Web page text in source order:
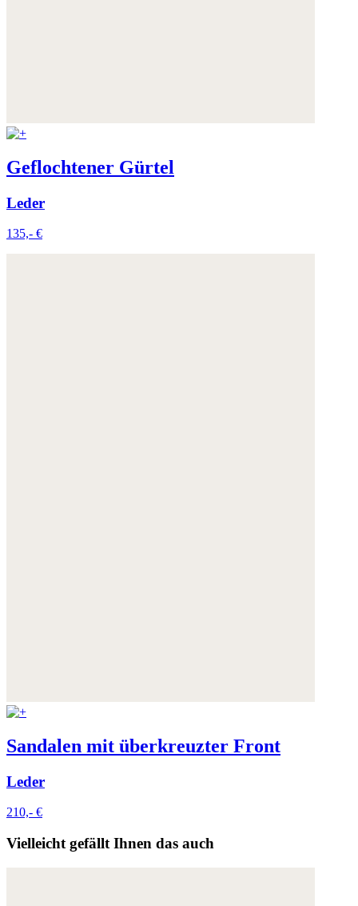
Geflochtener Gürtel
Leder
135,- €
Sandalen mit überkreuzter Front
Leder
210,- €
Vielleicht gefällt Ihnen das auch